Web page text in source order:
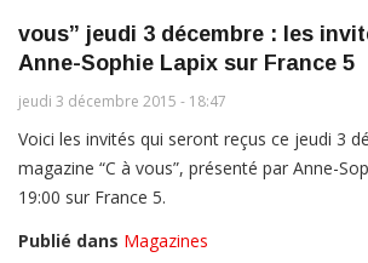
vous” jeudi 3 décembre : les
Anne-Sophie Lapix sur France 5
jeudi 3 décembre 2015 - 18:47
Voici les invités qui seront reçus ce jeudi 3
magazine “C à vous”, présenté par Anne-
19:00 sur France 5.
Publié dans Magazines